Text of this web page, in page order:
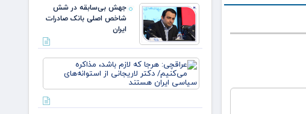
جهش بی‌سابقه در شش
شاخص اصلی بانک صادرات
ایران